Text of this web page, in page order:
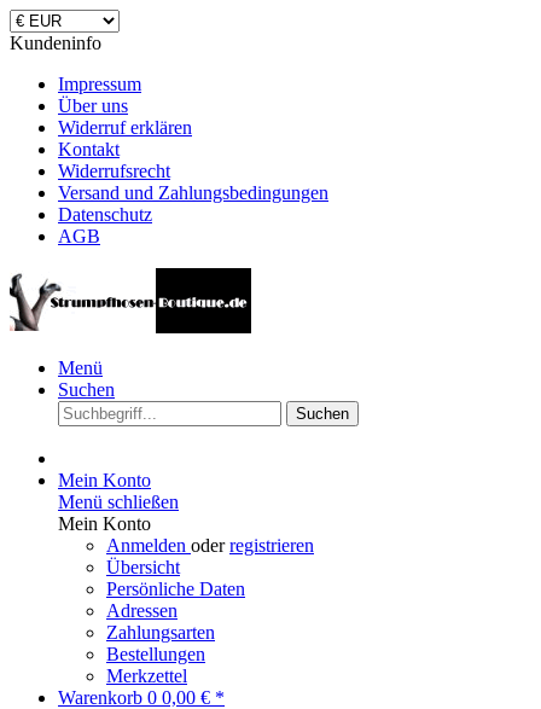
Kundeninfo
Impressum
Über uns
Widerruf erklären
Kontakt
Widerrufsrecht
Versand und Zahlungsbedingungen
Datenschutz
AGB
Menü
Suchen
Suchen
Mein Konto
Menü schließen
Mein Konto
Anmelden oderregistrieren
Übersicht
Persönliche Daten
Adressen
Zahlungsarten
Bestellungen
Merkzettel
Warenkorb 0 0,00 € *